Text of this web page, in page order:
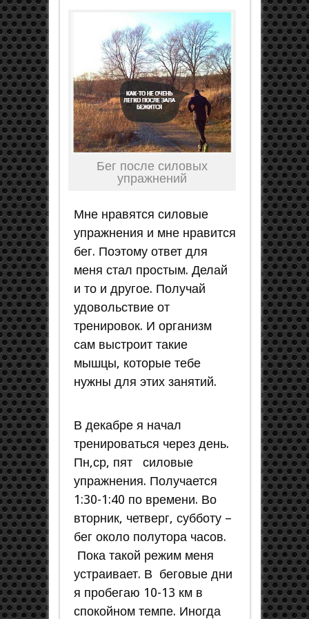
Бег после силовых
упражнений
Мне нравятся силовые
упражнения и мне нравится
бег. Поэтому ответ для
меня стал простым. Делай
и то и другое. Получай
удовольствие от
тренировок. И организм
сам выстроит такие
мышцы, которые тебе
нужны для этих занятий.
В декабре я начал
тренироваться через день.
Пн,ср, пят силовые
упражнения. Получается
1:30-1:40 по времени. Во
вторник, четверг, субботу –
бег около полутора часов.
Пока такой режим меня
устраивает. В беговые дни
я пробегаю 10-13 км в
спокойном темпе. Иногда